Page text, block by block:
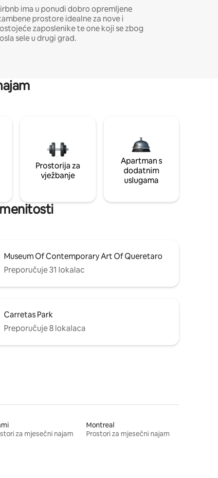
ima u ponudi dobro opremljene
prostore idealne za nove i
zaposlenike te one koji se zbog
sele u drugi grad.
Prostorija za
vježbanje
Apartman s
dodatnim
uslugama
Museum Of Contemporary Art Of Queretaro
Preporučuje 31 lokalac
Carretas Park
Preporučuje 8 lokalaca
za mjesečni najam
Montreal
Prostori za mjesečni najam